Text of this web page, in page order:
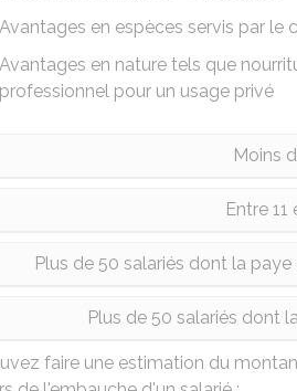
Avantages en espèces servis par le
Avantages en nature tels que
professionnel pour un usage privé
Moins
Entre 11
Plus de 50 salariés dont la
Plus de 50 salariés dont
faire une estimation du